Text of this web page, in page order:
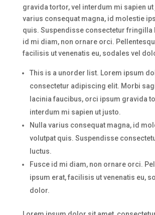
gravida tortor, vel interdum mi sapien
varius consequat magna, id molestie
quis. Suspendisse consectetur fringilla
id mi diam, non ornare orci.
facilisis ut venenatis eu, sodales vel
This is a unorder list. Lorem ipsum
consectetur adipiscing elit. Morbi
lacinia faucibus, orci ipsum gravida
interdum mi sapien ut justo.
Nulla varius consequat magna, id
volutpat quis. Suspendisse
luctus.
Fusce id mi diam, non ornare orci.
ipsum erat, facilisis ut venenatis eu,
dolor.